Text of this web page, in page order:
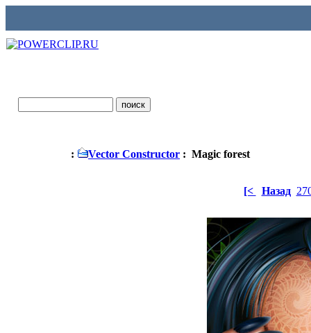
: Vector Constructor : Magic forest
[< Назад